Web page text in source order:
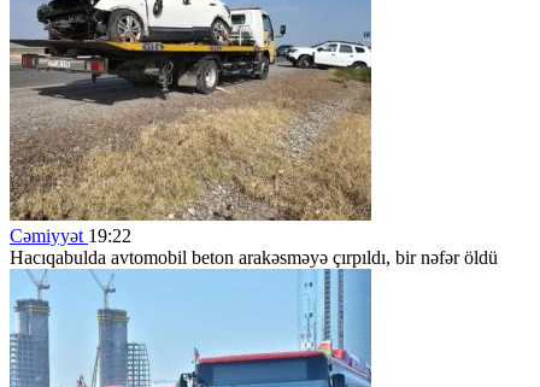
Cəmiyyət 19:22
Hacıqabulda avtomobil beton arakəsməyə çırpıldı, bir nəfər öldü